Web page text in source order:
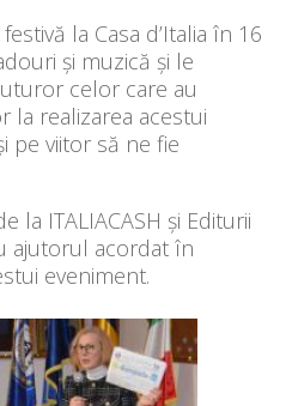
la Casa d’Italia în 16
şi muzică şi le
celor care au
la realizarea acestui
pe viitor să ne fie
ITALIACASH și Editurii
ajutorul acordat în
eveniment.